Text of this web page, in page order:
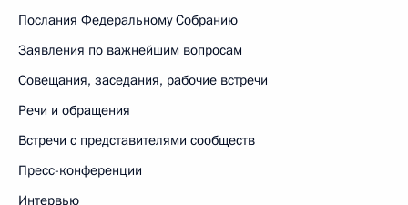
Послания Федеральному Собранию
Заявления по важнейшим вопросам
Совещания, заседания, рабочие встречи
Речи и обращения
Встречи с представителями сообществ
Пресс-конференции
Интервью